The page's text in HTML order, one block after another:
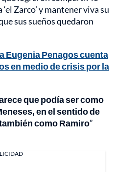
Zarco’ y mantener viva su
sus sueños quedaron
Eugenia Penagos cuenta
en medio de crisis por la
que podía ser como
en el sentido de
como Ramiro”